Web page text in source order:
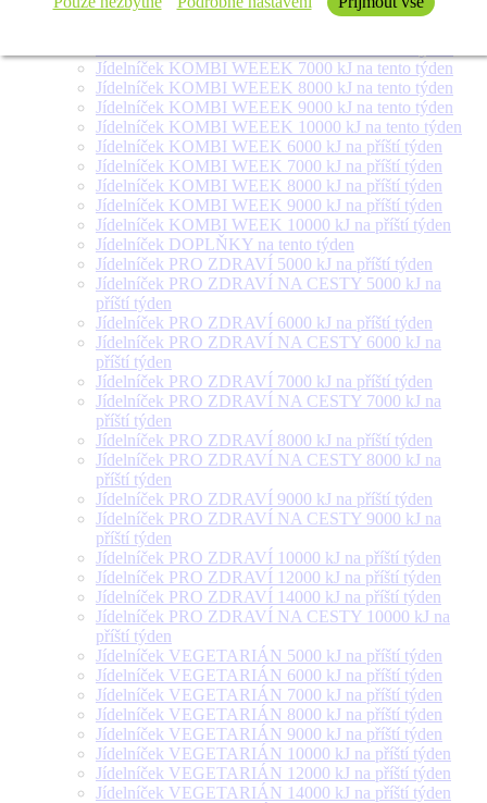
týden
Jídelníček KOMBI WEEEK 7000 kJ na tento týden
Jídelníček KOMBI WEEEK 8000 kJ na tento týden
Jídelníček KOMBI WEEEK 9000 kJ na tento týden
Jídelníček KOMBI WEEEK 10000 kJ na tento týden
Jídelníček KOMBI WEEK 6000 kJ na příští týden
Jídelníček KOMBI WEEK 7000 kJ na příští týden
Jídelníček KOMBI WEEK 8000 kJ na příští týden
Jídelníček KOMBI WEEK 9000 kJ na příští týden
Jídelníček KOMBI WEEK 10000 kJ na příští týden
Jídelníček DOPLŇKY na tento týden
Jídelníček PRO ZDRAVÍ 5000 kJ na příští týden
Jídelníček PRO ZDRAVÍ NA CESTY 5000 kJ na
příští týden
Jídelníček PRO ZDRAVÍ 6000 kJ na příští týden
Jídelníček PRO ZDRAVÍ NA CESTY 6000 kJ na
příští týden
Jídelníček PRO ZDRAVÍ 7000 kJ na příští týden
Jídelníček PRO ZDRAVÍ NA CESTY 7000 kJ na
příští týden
Jídelníček PRO ZDRAVÍ 8000 kJ na příští týden
Jídelníček PRO ZDRAVÍ NA CESTY 8000 kJ na
příští týden
Jídelníček PRO ZDRAVÍ 9000 kJ na příští týden
Jídelníček PRO ZDRAVÍ NA CESTY 9000 kJ na
příští týden
Jídelníček PRO ZDRAVÍ 10000 kJ na příští týden
Jídelníček PRO ZDRAVÍ 12000 kJ na příští týden
Jídelníček PRO ZDRAVÍ 14000 kJ na příští týden
Jídelníček PRO ZDRAVÍ NA CESTY 10000 kJ na
příští týden
Jídelníček VEGETARIÁN 5000 kJ na příští týden
Jídelníček VEGETARIÁN 6000 kJ na příští týden
Jídelníček VEGETARIÁN 7000 kJ na příští týden
Jídelníček VEGETARIÁN 8000 kJ na příští týden
Jídelníček VEGETARIÁN 9000 kJ na příští týden
Jídelníček VEGETARIÁN 10000 kJ na příští týden
Jídelníček VEGETARIÁN 12000 kJ na příští týden
Jídelníček VEGETARIÁN 14000 kJ na příští týden